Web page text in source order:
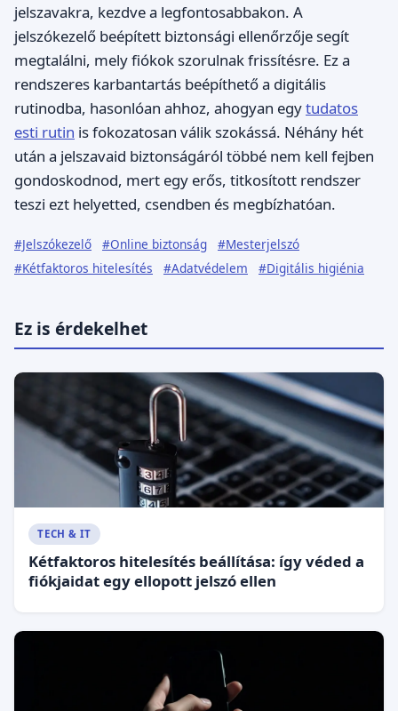
jelszavakra, kezdve a legfontosabbakon. A
jelszókezelő beépített biztonsági ellenőrzője segít
megtalálni, mely fiókok szorulnak frissítésre. Ez a
rendszeres karbantartás beépíthető a digitális
rutinodba, hasonlóan ahhoz, ahogyan egytudatos
esti rutin is fokozatosan válik szokássá. Néhány hét
után a jelszavaid biztonságáról többé nem kell fejben
gondoskodnod, mert egy erős, titkosított rendszer
teszi ezt helyetted, csendben és megbízhatóan.
#Jelszókezelő #Online biztonság
#Mesterjelszó
#Kétfaktoros hitelesítés
#Adatvédelem #Digitális higiénia
Ez is érdekelhet
TECH & IT
Kétfaktoros hitelesítés beállítása: így véded a
fiókjaidat egy ellopott jelszó ellen